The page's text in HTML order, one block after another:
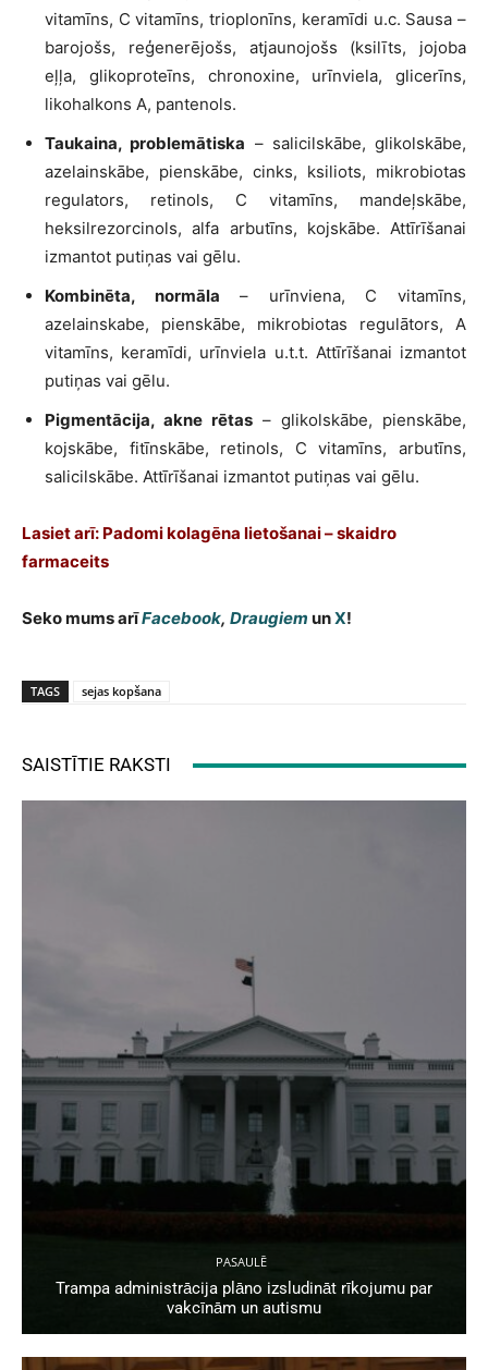
vitamīns, C vitamīns, trioplonīns, keramīdi u.c. Sausa –
barojošs, reģenerējošs, atjaunojošs (ksilīts, jojoba
eļļa, glikoproteīns, chronoxine, urīnviela, glicerīns,
likohalkons A, pantenols.
Taukaina, problemātiska – salicilskābe, glikolskābe,
azelainskābe, pienskābe, cinks, ksiliots, mikrobiotas
regulators, retinols, C vitamīns, mandeļskābe,
heksilrezorcinols, alfa arbutīns, kojskābe. Attīrīšanai
izmantot putiņas vai gēlu.
Kombinēta, normāla – urīnviena, C vitamīns,
azelainskabe, pienskābe, mikrobiotas regulātors, A
vitamīns, keramīdi, urīnviela u.t.t. Attīrīšanai izmantot
putiņas vai gēlu.
Pigmentācija, akne rētas – glikolskābe, pienskābe,
kojskābe, fitīnskābe, retinols, C vitamīns, arbutīns,
salicilskābe. Attīrīšanai izmantot putiņas vai gēlu.
Lasiet arī: Padomi kolagēna lietošanai – skaidro
farmaceits
Seko mums arīFacebook, Draugiem unX!
TAGS sejas kopšana
SAISTĪTIE RAKSTI
PASAULĒ
Trampa administrācija plāno izsludināt rīkojumu par
vakcīnām un autismu